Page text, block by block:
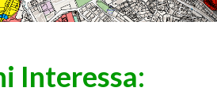
Interessa: